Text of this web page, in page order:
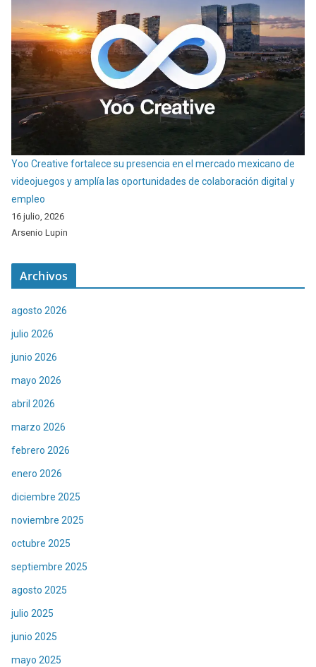
Yoo Creative fortalece su presencia en el mercado mexicano de
videojuegos y amplía las oportunidades de colaboración digital y
empleo
16 julio, 2026
Arsenio Lupin
Archivos
agosto 2026
julio 2026
junio 2026
mayo 2026
abril 2026
marzo 2026
febrero 2026
enero 2026
diciembre 2025
noviembre 2025
octubre 2025
septiembre 2025
agosto 2025
julio 2025
junio 2025
mayo 2025